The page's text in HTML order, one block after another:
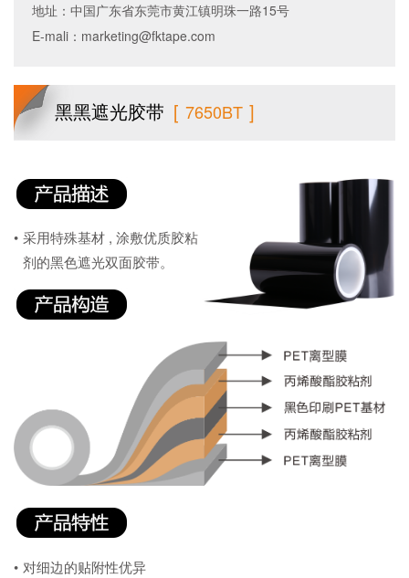
地址：中国广东省东莞市黄江镇明珠一路15号
E-mali： marketing@fktape.com
黑黑遮光胶带 [ 7650BT ]
• 采用特殊基材 , 涂敷优质胶粘
剂的黑色遮光双面胶带。
• 对细边的贴附性优异